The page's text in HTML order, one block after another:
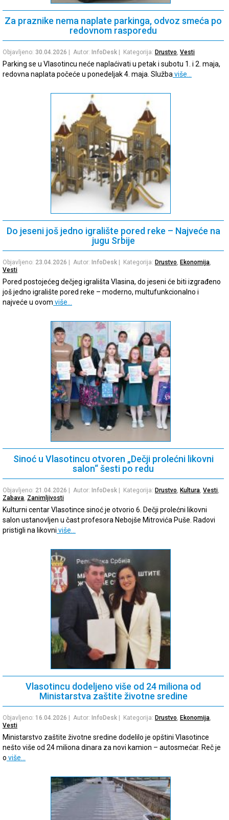
Za praznike nema naplate parkinga, odvoz smeća po
redovnom rasporedu
Objavljeno: 30.04.2026 | Autor: InfoDesk | Kategorija: Drustvo, Vesti
Parking se u Vlasotincu neće naplaćivati u petak i subotu 1. i 2. maja,
redovna naplata počeće u ponedeljak 4. maja. Služba više…
Do jeseni još jedno igralište pored reke – Najveće na
jugu Srbije
Objavljeno: 23.04.2026 | Autor: InfoDesk | Kategorija: Drustvo Ekonomija
Vesti
Pored postojećeg dečjeg igrališta Vlasina, do jeseni će biti izgrađeno
još jedno igralište pored reke – moderno, multufunkcionalno i
najveće u ovom više…
Sinoć u Vlasotincu otvoren „Dečji prolećni likovni
salon“ šesti po redu
Objavljeno: 21.04.2026 | Autor: InfoDesk | Kategorija: Drustvo Kultura Vesti
Zabava Zanimljivosti
Kulturni centar Vlasotince sinoć je otvorio 6. Dečji prolećni likovni
salon ustanovljen u čast profesora Nebojše Mitrovića Puše. Radovi
pristigli na likovni više…
Vlasotincu dodeljeno više od 24 miliona od
Ministarstva zaštite životne sredine
Objavljeno: 16.04.2026 | Autor: InfoDesk | Kategorija: Drustvo, Ekonomija,
Vesti
Ministarstvo zaštite životne sredine dodelilo je opštini Vlasotince
nešto više od 24 miliona dinara za novi kamion – autosmećar. Reč je
o više…